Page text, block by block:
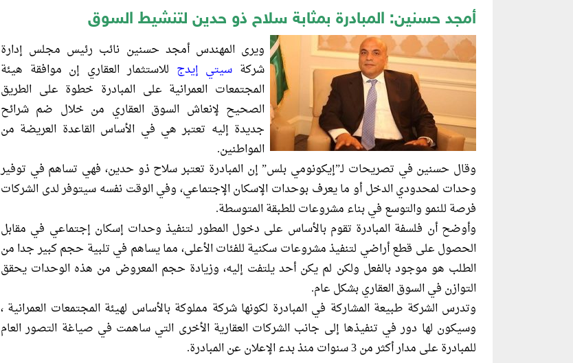
أمجد حسنين: المبادرة بمثابة سلاح ذو حدين لتنشيط السوق
ويرى المهندس أمجد حسنين نائب رئيس مجلس إدارة
شركة سيتي إيدج للاستثمار العقاري إن موافقة هيئة
المجتمعات العمرانية على المبادرة خطوة على الطريق
الصحيح لإنعاش السوق العقاري من خلال ضم شرائح
جديدة إليه تعتبر هي في الأساس القاعدة العريضة من
المواطنين.
وقال حسنين في تصريحات لـ”إيكونومي بلس” إن المبادرة تعتبر سلاح ذو حدين، فهي تساهم في توفير
وحدات لمحدودي الدخل أو ما يعرف بوحدات الإسكان الإجتماعي، وفي الوقت نفسه سيتوفر لدى الشركات
فرصة للنمو والتوسع في بناء مشروعات للطبقة المتوسطة.
وأوضح أن فلسفة المبادرة تقوم بالأساس على دخول المطور لتنفيذ وحدات إسكان إجتماعي في مقابل
الحصول على قطع أراضي لتنفيذ مشروعات سكنية للفئات الأعلى، مما يساهم في تلبية حجم كبير جدا من
الطلب هو موجود بالفعل ولكن لم يكن أحد يلتفت إليه، وزيادة حجم المعروض من هذه الوحدات يحقق
التوازن في السوق العقاري بشكل عام.
وتدرس الشركة طبيعة المشاركة في المبادرة لكونها شركة مملوكة بالأساس لهيئة المجتمعات العمرانية ،
وسيكون لها دور في تنفيذها إلى جانب الشركات العقارية الأخرى التي ساهمت في صياغة التصور العام
للمبادرة على مدار أكثر من 3 سنوات منذ بدء الإعلان عن المبادرة.